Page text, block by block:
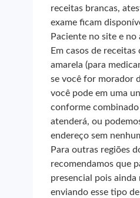
receitas brancas,
exame ficam
Paciente no site e
Em casos de
amarela (para
se você for morador
você pode em uma
conforme
atenderá, ou
endereço sem
Para outras regiões
recomendamos que
presencial pois ainda
enviando esse tipo